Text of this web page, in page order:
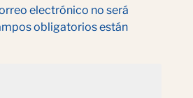
electrónico no será
obligatorios están